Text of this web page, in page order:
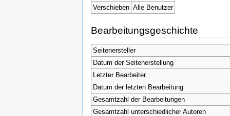
Verschieben Alle Benutzer
Bearbeitungsgeschichte
Seitenersteller
Datum der Seitenerstellung
Letzter Bearbeiter
Datum der letzten Bearbeitung
Gesamtzahl der Bearbeitungen
Gesamtzahl unterschiedlicher Autoren